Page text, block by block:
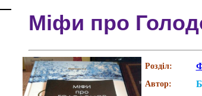
Міфи про
Розділ:
Автор: